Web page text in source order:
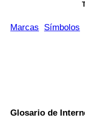
Marcas Símbolos
Glosario de